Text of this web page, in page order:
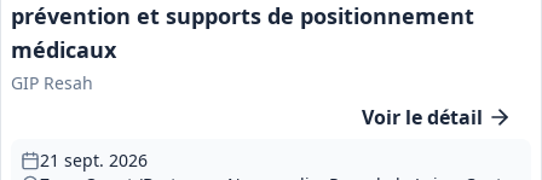
prévention et supports de positionnement
médicaux
GIP Resah
Voir le détail
21 sept. 2026